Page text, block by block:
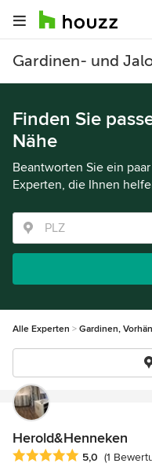
Gardinen- und
Finden Sie
Nähe
Beantworten Sie ein
Experten, die Ihnen
Alle Experten Gardinen,
Herold&Henneken
Durchschnittliche
5,0 (1